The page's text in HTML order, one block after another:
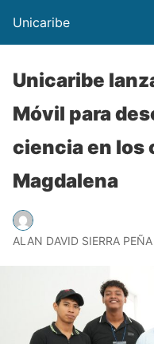
Unicaribe
Unicaribe
Móvil para
ciencia en los
Magdalena
ALAN DAVID SIERRA PEÑA